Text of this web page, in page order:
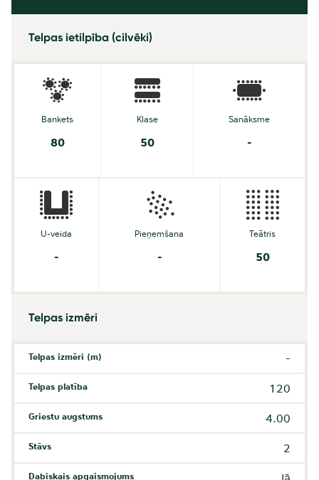
Telpas ietilpība (cilvēki)
Bankets
80
Klase
50
Sanāksme
-
U-veida
-
Pieņemšana
-
Teātris
50
Telpas izmēri
Telpas izmēri (m) -
Telpas platība 120
Griestu augstums 4.00
Stāvs 2
Dabiskais apgaismojums